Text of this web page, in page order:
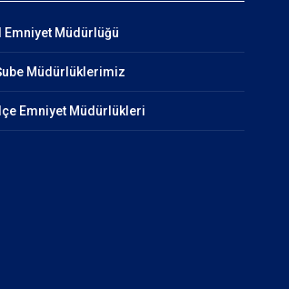
Emniyet Müdürlüğü
Müdürlüklerimiz
Emniyet Müdürlükleri